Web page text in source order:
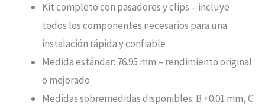
Kit completo con pasadores y clips – incluye
todos los componentes necesarios para una
instalación rápida y confiable
Medida estándar: 76.95 mm – rendimiento original
o mejorado
Medidas sobremedidas disponibles: B +0.01 mm, C